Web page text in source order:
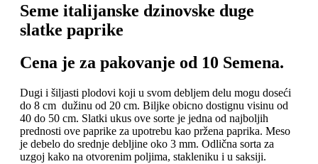
Seme italijanske dzinovske duge
slatke paprike
Cena je za pakovanje od 10 Semena.
Dugi i šiljasti plodovi koji u svom debljem delu mogu doseći
do 8 cm dužinu od 20 cm. Biljke obicno dostignu visinu od
40 do 50 cm. Slatki ukus ove sorte je jedna od najboljih
prednosti ove paprike za upotrebu kao pržena paprika. Meso
je debelo do srednje debljine oko 3 mm. Odlična sorta za
uzgoj kako na otvorenim poljima, stakleniku i u saksiji.